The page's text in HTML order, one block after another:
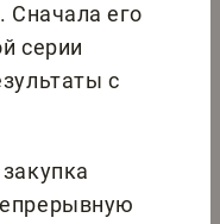
Сначала его
серии
с